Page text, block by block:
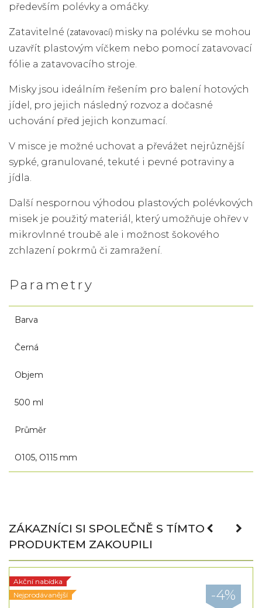
především polévky a omáčky.
Zatavitelné (zatavovací) misky na polévku se mohou
uzavřít plastovým víčkem nebo pomocí zatavovací
fólie a zatavovacího stroje.
Misky jsou ideálním řešením pro balení hotových
jídel, pro jejich následný rozvoz a dočasné
uchování před jejich konzumací.
V misce je možné uchovat a převážet nejrůznější
sypké, granulované, tekuté i pevné potraviny a
jídla.
Další nespornou výhodou plastových polévkových
misek je použitý materiál, který umožňuje ohřev v
mikrovlnné troubě ale i možnost šokového
zchlazení pokrmů či zamražení.
Parametry
Barva
Černá
Objem
500 ml
Průměr
O105, O115 mm
ZÁKAZNÍCI SI SPOLEČNĚ S TÍMTO
PRODUKTEM ZAKOUPILI
Akční nabídka
Nejprodávanější
-4%